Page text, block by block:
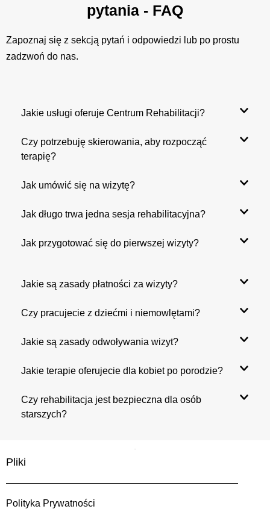
pytania - FAQ
Zapoznaj się z sekcją pytań i odpowiedzi lub po prostu
zadzwoń do nas.
Jakie usługi oferuje Centrum Rehabilitacji?
Czy potrzebuję skierowania, aby rozpocząć
terapię?
Jak umówić się na wizytę?
Jak długo trwa jedna sesja rehabilitacyjna?
Jak przygotować się do pierwszej wizyty?
Jakie są zasady płatności za wizyty?
Czy pracujecie z dziećmi i niemowlętami?
Jakie są zasady odwoływania wizyt?
Jakie terapie oferujecie dla kobiet po porodzie?
Czy rehabilitacja jest bezpieczna dla osób
starszych?
Pliki
Polityka Prywatności